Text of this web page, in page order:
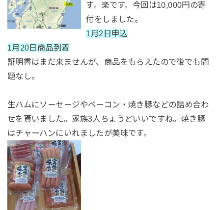
す。楽です。今回は10,000円の寄
付をしました。
1月2 日申込
1月20日商品到着
証明書はまだ来ませんが、商品をもらえたので後でも問
題なし。
生ハムにソーセージやベーコン・焼き豚などの詰め合わ
せを貰いました。家族3人ちょうどいいですね。焼き豚
はチャーハンにいれましたが美味です。